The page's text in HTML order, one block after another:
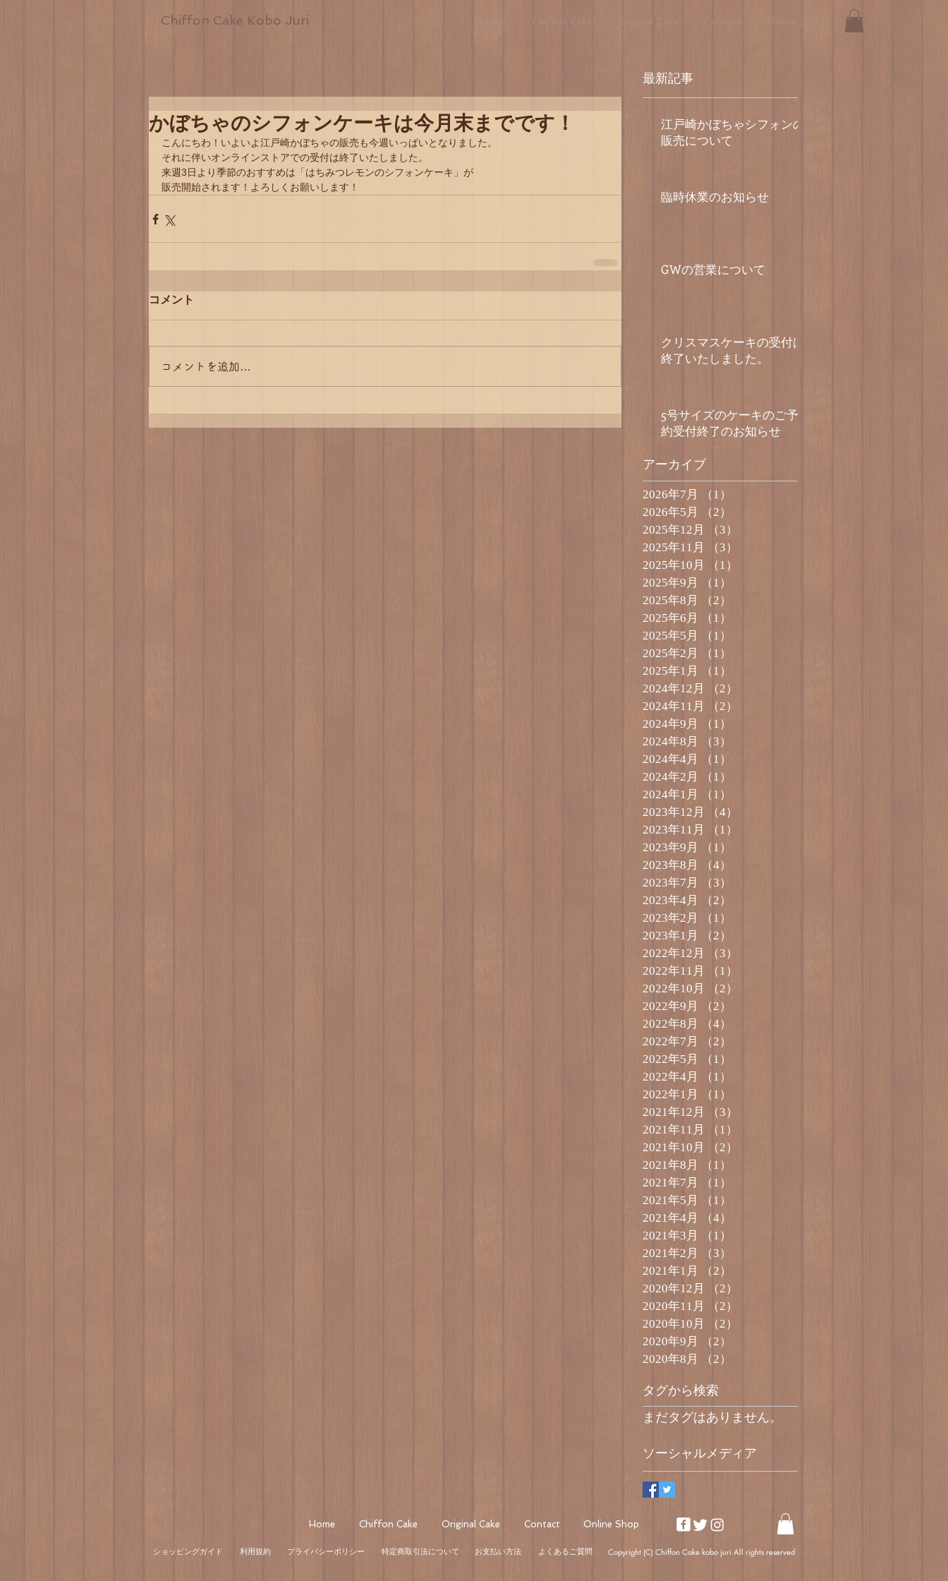
Chiffon Cake Kobo Juri Home Chiffon Cake Original Cake Contact Online Shop
最新記事
かぼちゃのシフォンケーキは今月末までです！
こんにちわ！いよいよ江戸崎かぼちゃの販売も今週いっぱいとなりました。
それに伴いオンラインストアでの受付は終了いたしました。
来週3日より季節のおすすめは「はちみつレモンのシフォンケーキ」が
販売開始されます！よろしくお願いします！
コメント
コメントを追加…
江戸崎かぼちゃシフォンの
販売について
臨時休業のお知らせ
GWの営業について
クリスマスケーキの受付は
終了いたしました。
5号サイズのケーキのご予
約受付終了のお知らせ
アーカイブ
2026年7月 （1）
2026年5月
（2）
2025年12月
（3）
2025年11月
（3）
2025年10月
（1）
2025年9月
（1）
2025年8月
（2）
2025年6月
（1）
2025年5月
（1）
2025年2月
（1）
2025年1月
（1）
2024年12月
（2）
2024年11月
（2）
2024年9月
（1）
2024年8月
（3）
2024年4月
（1）
2024年2月
（1）
2024年1月
（1）
2023年12月
（4）
2023年11月
（1）
2023年9月
（1）
2023年8月
（4）
2023年7月
（3）
2023年4月
（2）
2023年2月
（1）
2023年1月
（2）
2022年12月
（3）
2022年11月
（1）
2022年10月
（2）
2022年9月
（2）
2022年8月
（4）
2022年7月
（2）
2022年5月
（1）
2022年4月
（1）
2022年1月
（1）
2021年12月
（3）
2021年11月
（1）
2021年10月
（2）
2021年8月
（1）
2021年7月
（1）
2021年5月
（1）
2021年4月
（4）
2021年3月
（1）
2021年2月
（3）
2021年1月
（2）
2020年12月
（2）
2020年11月
（2）
2020年10月
（2）
2020年9月
（2）
2020年8月
（2）
タグから検索
まだタグはありません。
ソーシャルメディア
Home Chiffon Cake Original Cake Contact Online Shop
ショッピングガイド 利用規約 プライバシーポリシー 特定商取引法について お支払い方法 よくあるご質問 Copyright (C) Chiffon Cake kobo juri All rights reserved